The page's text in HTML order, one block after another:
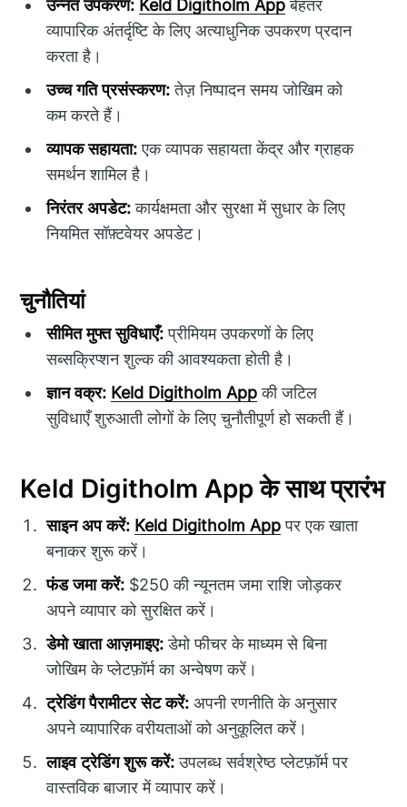
उन्नत उपकरण: Keld Digitholm Appबेहतर
व्यापारिक अंतर्दृष्टि के लिए अत्याधुनिक उपकरण प्रदान
करता है।
उच्च गति प्रसंस्करण:तेज़ निष्पादन समय जोखिम को
कम करते हैं।
व्यापक सहायता:एक व्यापक सहायता केंद्र और ग्राहक
समर्थन शामिल है।
निरंतर अपडेट:कार्यक्षमता और सुरक्षा में सुधार के लिए
नियमित सॉफ़्टवेयर अपडेट।
चुनौतियां
सीमित मुफ्त सुविधाएँ:प्रीमियम उपकरणों के लिए
सब्सक्रिप्शन शुल्क की आवश्यकता होती है।
ज्ञान वक्र: Keld Digitholm Appकी जटिल
सुविधाएँ शुरुआती लोगों के लिए चुनौतीपूर्ण हो सकती हैं।
Keld Digitholm App के साथ प्रारंभ
साइन अप करें: Keld Digitholm Appपर एक खाता
बनाकर शुरू करें।
फंड जमा करें: $250 की न्यूनतम जमा राशि जोड़कर
अपने व्यापार को सुरक्षित करें।
डेमो खाता आज़माइए:डेमो फीचर के माध्यम से बिना
जोखिम के प्लेटफ़ॉर्म का अन्वेषण करें।
ट्रेडिंग पैरामीटर सेट करें: अपनी रणनीति के अनुसार
अपने व्यापारिक वरीयताओं को अनुकूलित करें।
लाइव ट्रेडिंग शुरू करें:उपलब्ध सर्वश्रेष्ठ प्लेटफ़ॉर्म पर
वास्तविक बाजार में व्यापार करें।